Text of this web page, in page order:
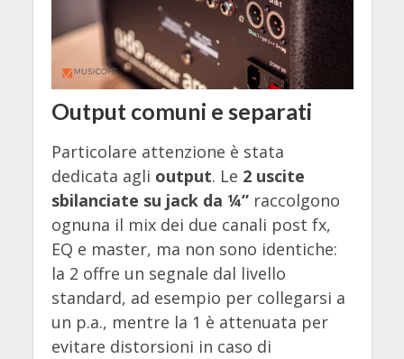
Output comuni e separati
Particolare attenzione è stata
dedicata agli output. Le 2 uscite
sbilanciate su jack da ¼”raccolgono
ognuna il mix dei due canali post fx,
EQ e master, ma non sono identiche:
la 2 offre un segnale dal livello
standard, ad esempio per collegarsi a
un p.a., mentre la 1 è attenuata per
evitare distorsioni in caso di